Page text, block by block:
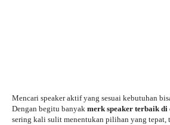
Mencari speaker aktif yang sesuai kebutuhan
Dengan begitu banyak merk speaker terbaik di
sering kali sulit menentukan pilihan yang tepat,